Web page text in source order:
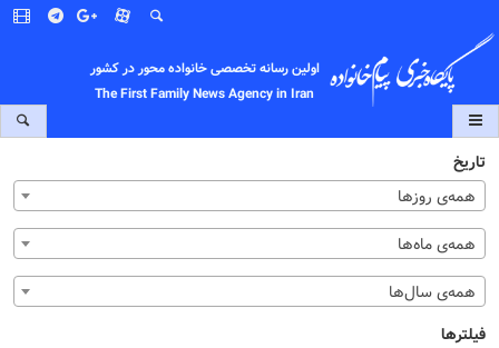
اولین رسانه تخصصی خانواده محور در کشور
The First Family News Agency in Iran
تاریخ
همه‌ی روزها
همه‌ی ماه‌ها
همه‌ی سال‌ها
فیلترها